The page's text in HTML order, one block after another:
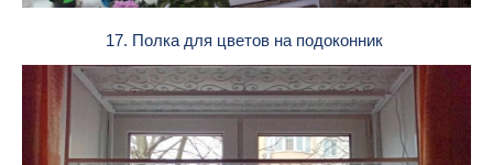
17. Полка для цветов на подоконник